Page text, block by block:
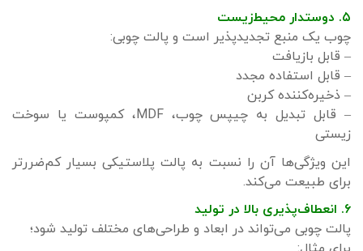
۵. دوستدار محیط‌زیست
چوب یک منبع تجدیدپذیر است و پالت چوبی:
– قابل بازیافت
– قابل استفاده مجدد
– ذخیره‌کننده کربن
– قابل تبدیل به چیپس چوب، MDF، کمپوست یا سوخت
زیستی
این ویژگی‌ها آن را نسبت به پالت پلاستیکی بسیار کم‌ضررتر
برای طبیعت می‌کند.
۶. انعطاف‌پذیری بالا در تولید
پالت چوبی می‌تواند در ابعاد و طراحی‌های مختلف تولید شود؛